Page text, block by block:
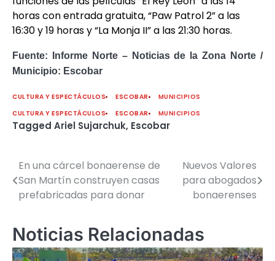
horas con entrada gratuita, “Paw Patrol 2” a las
16:30 y 19 horas y “La Monja II” a las 21:30 horas.
Fuente: Informe Norte – Noticias de la Zona Norte /
Municipio: Escobar
CULTURA Y ESPECTÁCULOS ESCOBAR
MUNICIPIOS
CULTURA Y ESPECTÁCULOS
ESCOBAR MUNICIPIOS
Tagged Ariel Sujarchuk, Escobar
Navegación
de
En una cárcel bonaerense de
San Martín construyen casas
prefabricadas para donar
Nuevos Valores
para abogados
bonaerenses
Noticias Relacionadas